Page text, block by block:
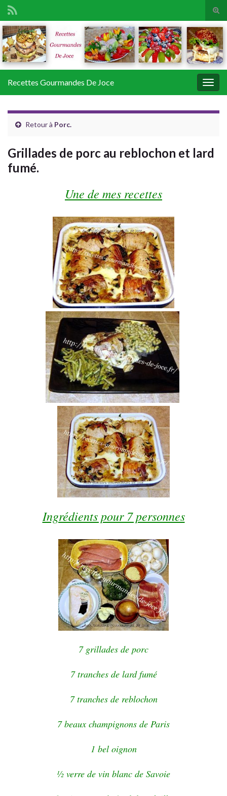
Search for:
Recettes Gourmandes De Joce
Retour à Porc.
Grillades de porc au reblochon et lard
fumé.
Une de mes recettes
Ingrédients pour 7 personnes
7 grillades de porc
7 tranches de lard fumé
7 tranches de reblochon
7 beaux champignons de Paris
1 bel oignon
½ verre de vin blanc de Savoie